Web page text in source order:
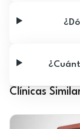
Clínicas